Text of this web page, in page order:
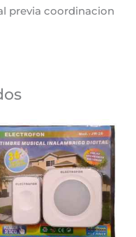
previa coordinacion